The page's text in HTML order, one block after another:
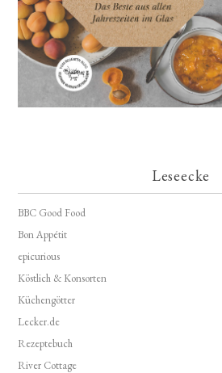
Leseecke
BBC Good Food
Bon Appétit
epicurious
Köstlich & Konsorten
Küchengötter
Lecker.de
Rezeptebuch
River Cottage